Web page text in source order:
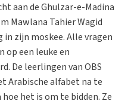
aan de Ghulzar-e-Madina
Mawlana Tahier Wagid
zijn moskee. Alle vragen
op een leuke en
De leerlingen van OBS
Arabische alfabet na te
het is om te bidden. Ze